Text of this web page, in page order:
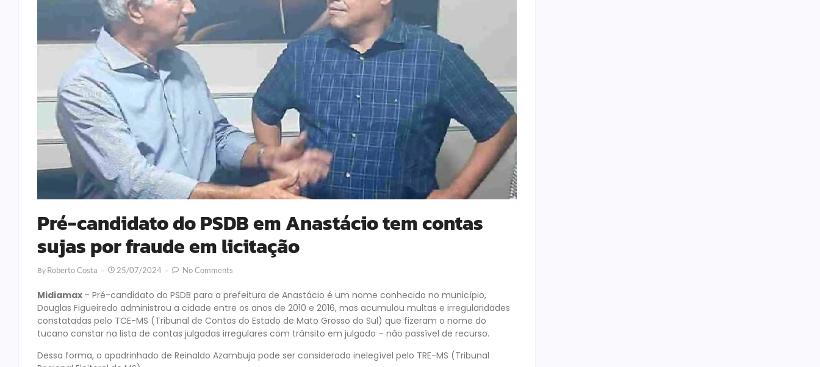
Pré-candidato do PSDB em Anastácio tem contas
sujas por fraude em licitação
By Roberto Costa 25/07/2024 No Comments
Midiamax – Pré-candidato do PSDB para a prefeitura de Anastácio é um nome conhecido no município,
Douglas Figueiredo administrou a cidade entre os anos de 2010 e 2016, mas acumulou multas e irregularidades
constatadas pelo TCE-MS (Tribunal de Contas do Estado de Mato Grosso do Sul) que fizeram o nome do
tucano constar na lista de contas julgadas irregulares com trânsito em julgado – não passível de recurso.
Dessa forma, o apadrinhado de Reinaldo Azambuja pode ser considerado inelegível pelo TRE-MS (Tribunal